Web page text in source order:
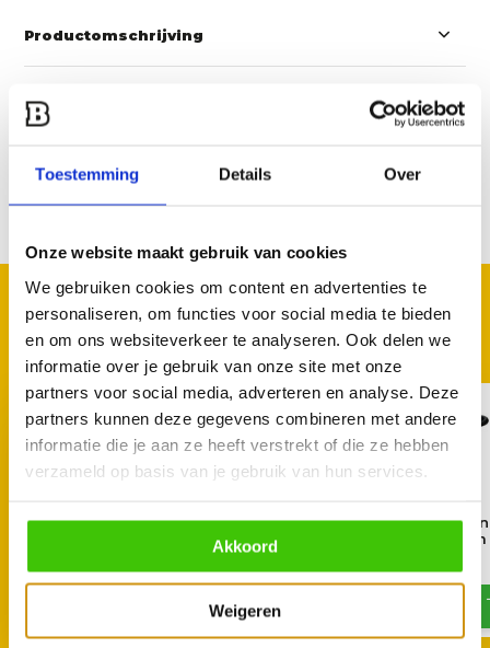
Toestemming Details Over
Onze website maakt gebruik van cookies
We gebruiken cookies om content en advertenties te
personaliseren, om functies voor social media te bieden
en om ons websiteverkeer te analyseren. Ook delen we
informatie over je gebruik van onze site met onze
partners voor social media, adverteren en analyse. Deze
partners kunnen deze gegevens combineren met andere
informatie die je aan ze heeft verstrekt of die ze hebben
verzameld op basis van je gebruik van hun services.
Akkoord
Weigeren
Productomschrijving
Specificaties
GOED TE COMBINEREN
Met deze accessoires
Lodge Dutch Oven met
Beugelhandgreep 31 cm
139,-
Lodge gietijzeren
koekenpan 31 cm
59,95